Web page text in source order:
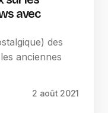
avec
des
anciennes
2 août 2021